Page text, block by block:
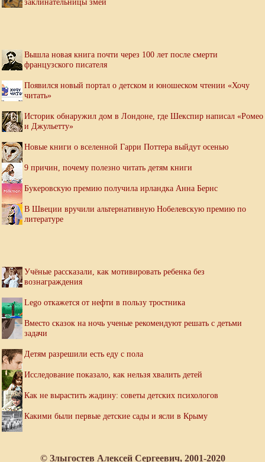
Вышла новая книга почти через 100 лет после смерти
французского писателя
Появился новый портал о детском и юношеском чтении «Хочу
читать»
Историк обнаружил дом в Лондоне, где Шекспир написал «Ромео
и Джульетту»
Новые книги о вселенной Гарри Поттера выйдут осенью
9 причин, почему полезно читать детям книги
Букеровскую премию получила ирландка Анна Бернс
В Швеции вручили альтернативную Нобелевскую премию по
литературе
Учёные рассказали, как мотивировать ребенка без
вознаграждения
Lego откажется от нефти в пользу тростника
Вместо сказок на ночь ученые рекомендуют решать с детьми
задачи
Детям разрешили есть еду с пола
Исследование показало, как нельзя хвалить детей
Как не вырастить жадину: советы детских психологов
Какими были первые детские сады и ясли в Крыму
© Злыгостев Алексей Сергеевич, 2001-2020